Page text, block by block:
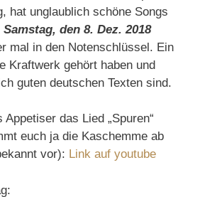
hat unglaublich schöne Songs
Samstag, den 8. Dez. 2018
mal in den Notenschlüssel. Ein
Kraftwerk gehört haben und
guten deutschen Texten sind.
das Lied „Spuren“
euch ja die Kaschemme ab
vor): Link auf youtube